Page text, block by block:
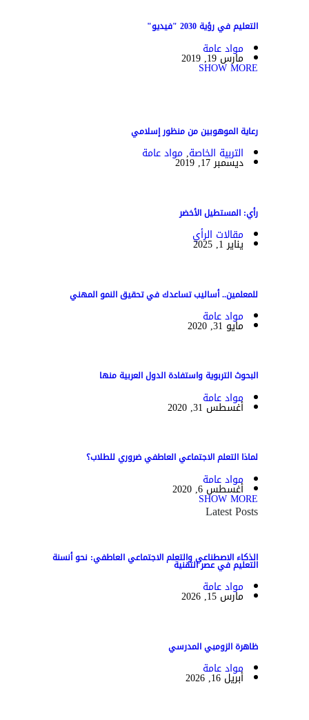
التعليم في رؤية 2030 "فيديو"
مواد عامة
مارس 19, 2019
SHOW MORE
رعاية الموهوبين من منظور إسلامي
التربية الخاصة,مواد عامة
ديسمبر 17, 2019
رأي: المستطيل الأخضر
مقالات الرأي
يناير 1, 2025
للمعلمين.. أساليب تساعدك في تحقيق النمو المهني
مواد عامة
مايو 31, 2020
البحوث التربوية واستفادة الدول العربية منها
مواد عامة
أغسطس 31, 2020
لماذا التعلم الاجتماعي العاطفي ضروري للطلاب؟
مواد عامة
أغسطس 6, 2020
SHOW MORE
Latest Posts
الذكاء الاصطناعي والتعلم الاجتماعي العاطفي: نحو أنسنة
التعليم في عصر التقنية
مواد عامة
مارس 15, 2026
ظاهرة الزومبي المدرسي
مواد عامة
أبريل 16, 2026